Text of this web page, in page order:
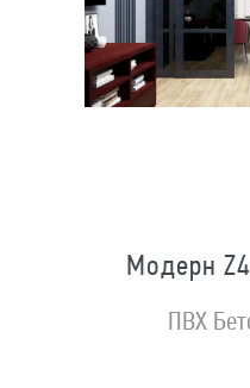
Модерн
ПВХ